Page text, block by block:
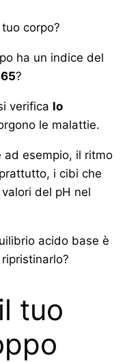
corpo?
ha un indice del
?
verifica lo
le malattie.
ad esempio, il ritmo
i cibi che
del pH nel
acido base è
tuo